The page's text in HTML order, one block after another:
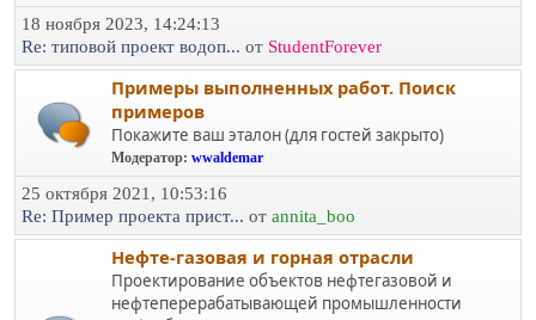
18 ноября 2023, 14:24:13
Re: типовой проект водоп... от StudentForever
Примеры выполненных работ. Поиск
примеров
Покажите ваш эталон (для гостей закрыто)
Модератор: wwaldemar
25 октября 2021, 10:53:16
Re: Пример проекта прист... от annita_boo
Нефте-газовая и горная отрасли
Проектирование объектов нефтегазовой и
нефтеперерабатывающей промышленности